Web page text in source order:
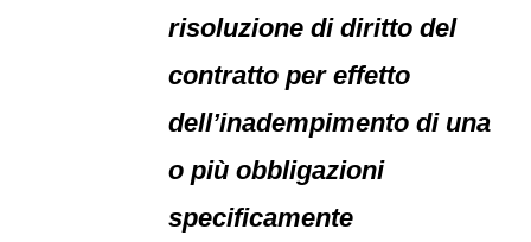
risoluzione di diritto del
contratto per effetto
dell’inadempimento di una
o più obbligazioni
specificamente